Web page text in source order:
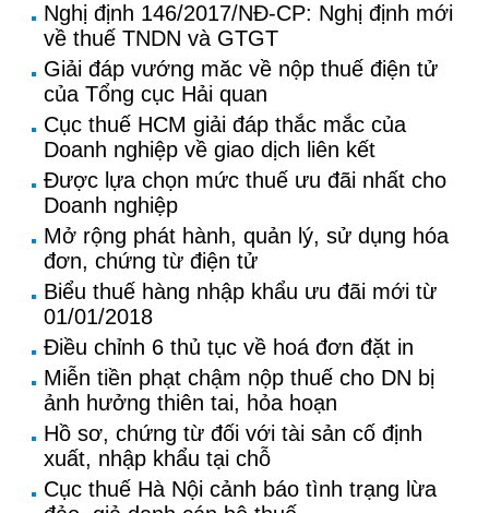
Nghị định 146/2017/NĐ-CP: Nghị định mới
về thuế TNDN và GTGT
Giải đáp vướng măc về nộp thuế điện tử
của Tổng cục Hải quan
Cục thuế HCM giải đáp thắc mắc của
Doanh nghiệp về giao dịch liên kết
Được lựa chọn mức thuế ưu đãi nhất cho
Doanh nghiệp
Mở rộng phát hành, quản lý, sử dụng hóa
đơn, chứng từ điện tử
Biểu thuế hàng nhập khẩu ưu đãi mới từ
01/01/2018
Điều chỉnh 6 thủ tục về hoá đơn đặt in
Miễn tiền phạt chậm nộp thuế cho DN bị
ảnh hưởng thiên tai, hỏa hoạn
Hồ sơ, chứng từ đối với tài sản cố định
xuất, nhập khẩu tại chỗ
Cục thuế Hà Nội cảnh báo tình trạng lừa